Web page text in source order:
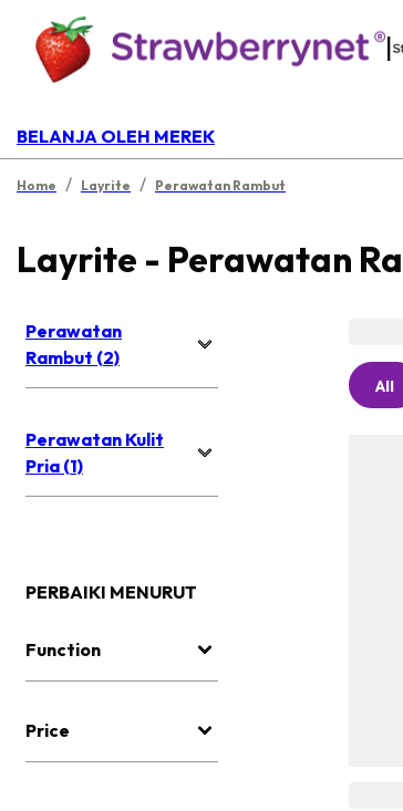
|
BELANJA OLEH MEREK
Home / Layrite / Perawatan Rambut
Layrite - Perawatan
Perawatan
Rambut (2)
Perawatan Kulit
Pria (1)
PERBAIKI MENURUT
Function
Price
All